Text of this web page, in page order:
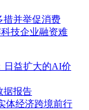
措并举促消费
技企业融资难
日益扩大的AI价
据报告
体经济跨境前行